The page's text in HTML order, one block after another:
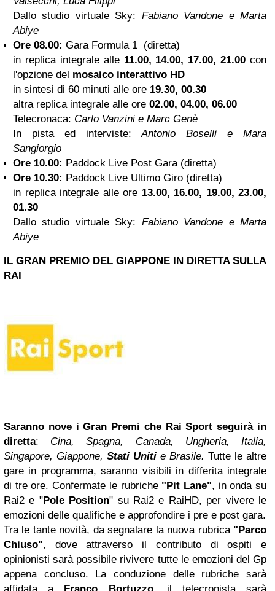
Dallo studio virtuale Sky: Fabiano Vandone e Marta
Abiye
Ore 08.00: Gara Formula 1 (diretta)
in replica integrale alle 11.00, 14.00, 17.00, 21.00 con
l'opzione del mosaico interattivo HD
in sintesi di 60 minuti alle ore 19.30, 00.30
altra replica integrale alle ore 02.00, 04.00, 06.00
Telecronaca: Carlo Vanzini e Marc Genè
In pista ed interviste:Antonio Boselli e Mara
Sangiorgio
Ore 10.00: Paddock Live Post Gara (diretta)
Ore 10.30: Paddock Live Ultimo Giro (diretta)
in replica integrale alle ore 13.00, 16.00, 19.00, 23.00,
01.30
Dallo studio virtuale Sky: Fabiano Vandone e Marta
Abiye
IL GRAN PREMIO DEL GIAPPONE IN DIRETTA SULLA
RAI
Saranno nove i Gran Premi che Rai Sport seguirà in
diretta: Cina, Spagna, Canada, Ungheria, Italia,
Singapore, Giappone, Stati Uniti e Brasile. Tutte le altre
gare in programma, saranno visibili in differita integrale
di tre ore. Confermate le rubriche "Pit Lane", in onda su
Rai2 e "Pole Position" su Rai2 e RaiHD, per vivere le
emozioni delle qualifiche e approfondire i pre e post gara.
Tra le tante novità, da segnalare la nuova rubrica "Parco
Chiuso", dove attraverso il contributo di ospiti e
opinionisti sarà possibile rivivere tutte le emozioni del Gp
appena concluso. La conduzione delle rubriche sarà